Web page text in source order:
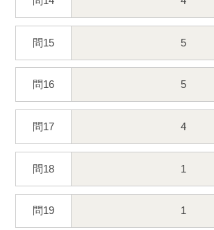
問15 5
問16 5
問17 4
問18 1
問19 1